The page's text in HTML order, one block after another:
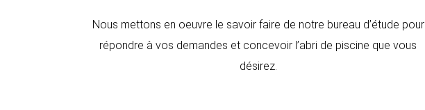
Nous mettons en oeuvre le savoir faire de notre bureau d’étude pour
répondre à vos demandes et concevoir l’abri de piscine que vous
désirez.